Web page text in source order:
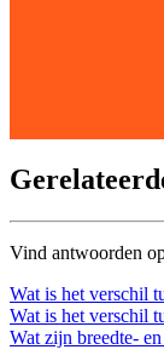
Vind antwoorden
Wat is het verschil
Wat is het verschil
Wat zijn breedte-